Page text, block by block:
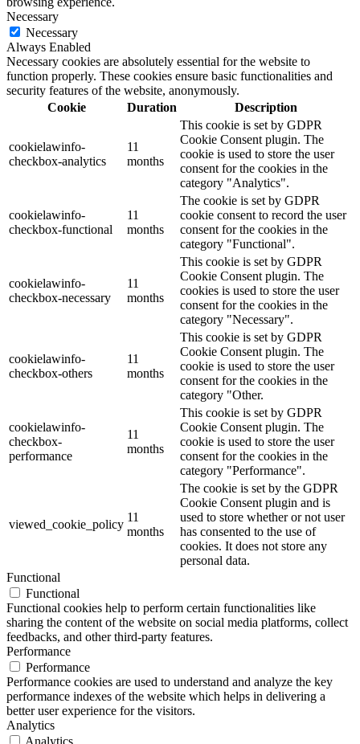
Necessary
Necessary
Always Enabled
Necessary cookies are absolutely essential for the website to
function properly. These cookies ensure basic functionalities and
security features of the website, anonymously.
Cookie
Duration Description
cookielawinfo-
checkbox-analytics
11
months
This cookie is set by GDPR
Cookie Consent plugin. The
cookie is used to store the user
consent for the cookies in the
category "Analytics".
cookielawinfo-
checkbox-functional
11
months
The cookie is set by GDPR
cookie consent to record the user
consent for the cookies in the
category "Functional".
cookielawinfo-
checkbox-necessary
11
months
This cookie is set by GDPR
Cookie Consent plugin. The
cookies is used to store the user
consent for the cookies in the
category "Necessary".
cookielawinfo-
checkbox-others
11
months
This cookie is set by GDPR
Cookie Consent plugin. The
cookie is used to store the user
consent for the cookies in the
category "Other.
cookielawinfo-
checkbox-
performance
11
months
This cookie is set by GDPR
Cookie Consent plugin. The
cookie is used to store the user
consent for the cookies in the
category "Performance".
viewed_cookie_policy
11
months
The cookie is set by the GDPR
Cookie Consent plugin and is
used to store whether or not user
has consented to the use of
cookies. It does not store any
personal data.
Functional
Functional
Functional cookies help to perform certain functionalities like
sharing the content of the website on social media platforms, collect
feedbacks, and other third-party features.
Performance
Performance
Performance cookies are used to understand and analyze the key
performance indexes of the website which helps in delivering a
better user experience for the visitors.
Analytics